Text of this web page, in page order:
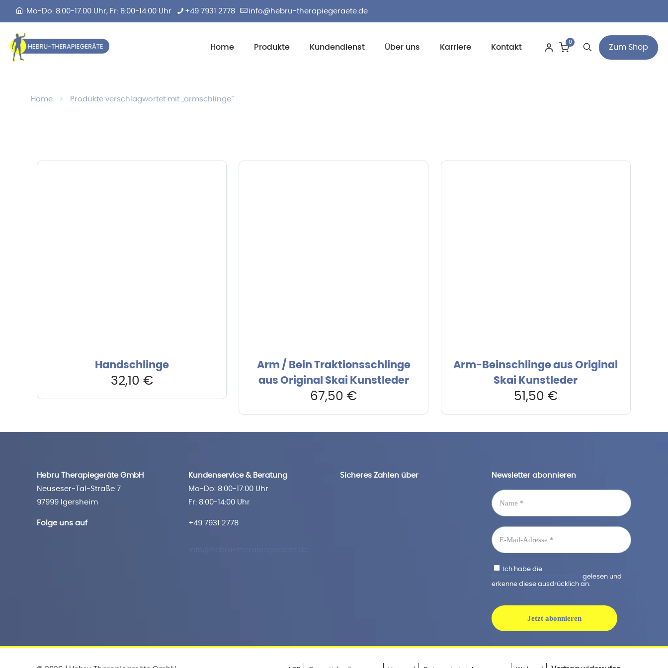
Mo-Do: 8:00-17:00 Uhr, Fr: 8:00-14:00 Uhr +49 7931 2778 info@hebru-therapiegeraete.de
Home Produkte Kundendienst Über uns Karriere Kontakt
0
Zum Shop
Home Produkte verschlagwortet mit „armschlinge“
Handschlinge
32,10 €
Arm / Bein Traktionsschlinge
aus Original Skai Kunstleder
67,50€
Arm-Beinschlinge aus Original
Skai Kunstleder
51,50 €
Hebru Therapiegeräte GmbH
Neuseser-Tal-Straße 7
97999 Igersheim
Folge uns auf
Kundenservice & Beratung
Mo-Do: 8:00-17:00 Uhr
Fr: 8:00-14:00 Uhr
+49 7931 2778
info@hebru-therapiegeraete.de
Sicheres Zahlen über Newsletter abonnieren
Ich habe die
gelesen und
erkenne diese ausdrücklich an.